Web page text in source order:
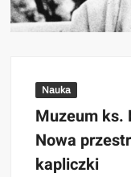
Nauka
Muzeum ks.
Nowa
kapliczki